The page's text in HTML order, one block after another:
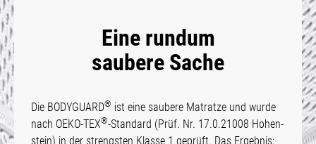
Eine rundum
saubere Sache
Die BODYGUARD® ist eine saubere Matrat­ze und wur­de
nach OEKO-TEX®-Standard (Prüf. Nr. 17.0.21008 Hohen­
stein) in der strengsten Klasse 1 geprüft. Das Ergebnis: